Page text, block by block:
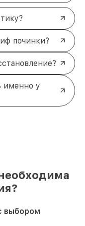
починки?
именно у
выбором